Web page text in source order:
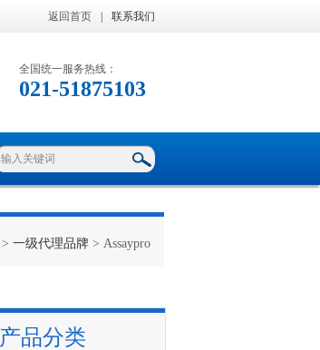
返回首页 联系我们
全国统一服务热线：
021-51875103
> 一级代理品牌 > Assaypro
产品分类